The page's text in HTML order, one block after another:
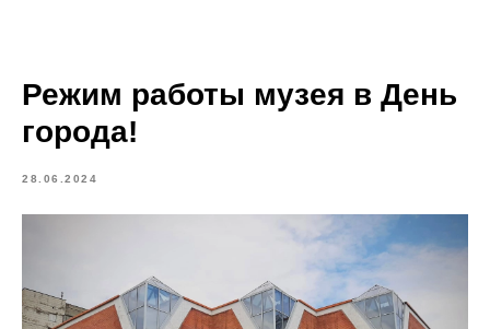
Режим работы музея в День
города!
28.06.2024